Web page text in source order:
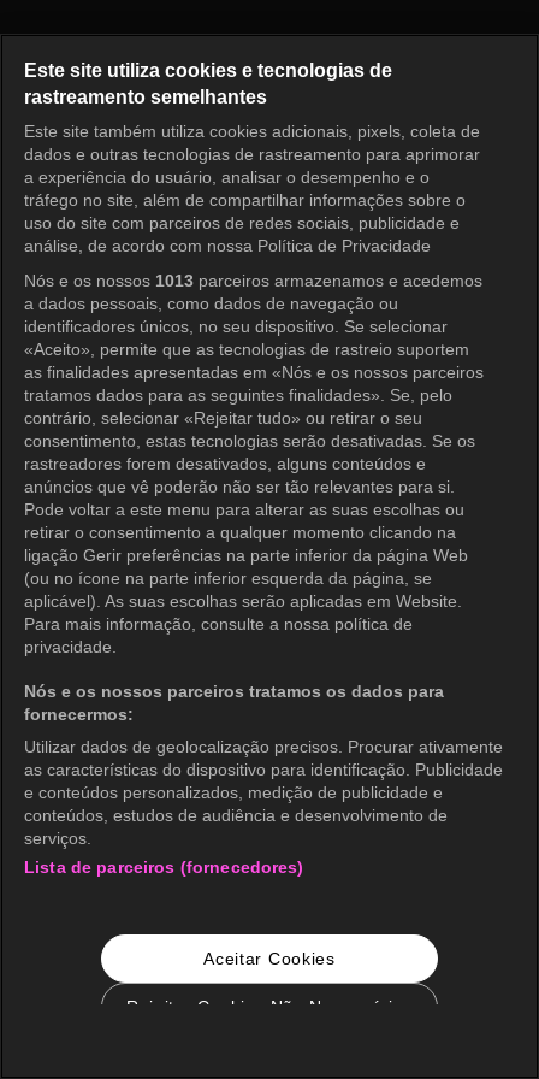
Entrar
Este site utiliza cookies e tecnologias de
rastreamento semelhantes
Este site também utiliza cookies adicionais, pixels, coleta de
dados e outras tecnologias de rastreamento para aprimorar
a experiência do usuário, analisar o desempenho e o
tráfego no site, além de compartilhar informações sobre o
uso do site com parceiros de redes sociais, publicidade e
análise, de acordo com nossa Política de Privacidade
Nós e os nossos 1013 parceiros armazenamos e acedemos
a dados pessoais, como dados de navegação ou
identificadores únicos, no seu dispositivo. Se selecionar
«Aceito», permite que as tecnologias de rastreio suportem
as finalidades apresentadas em «Nós e os nossos parceiros
tratamos dados para as seguintes finalidades». Se, pelo
contrário, selecionar «Rejeitar tudo» ou retirar o seu
consentimento, estas tecnologias serão desativadas. Se os
rastreadores forem desativados, alguns conteúdos e
anúncios que vê poderão não ser tão relevantes para si.
Pode voltar a este menu para alterar as suas escolhas ou
retirar o consentimento a qualquer momento clicando na
ligação Gerir preferências na parte inferior da página Web
(ou no ícone na parte inferior esquerda da página, se
aplicável). As suas escolhas serão aplicadas em Website.
Para mais informação, consulte a nossa política de
privacidade.
Nós e os nossos parceiros tratamos os dados para
fornecermos:
Utilizar dados de geolocalização precisos. Procurar ativamente
as características do dispositivo para identificação. Publicidade
e conteúdos personalizados, medição de publicidade e
conteúdos, estudos de audiência e desenvolvimento de
serviços.
Lista de parceiros (fornecedores)
Aceitar Cookies
Rejeitar Cookies Não Necessários